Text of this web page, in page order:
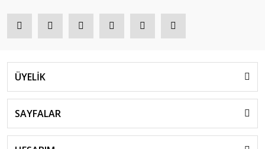
ÜYELİK
SAYFALAR